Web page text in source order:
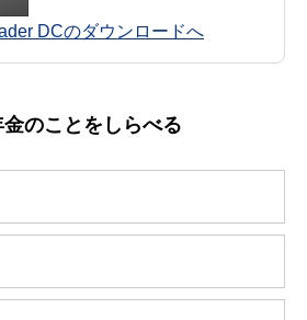
DCのダウンロードへ
金のことをしらべる